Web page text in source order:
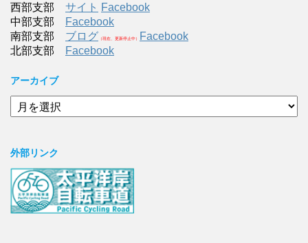
西部支部 サイト Facebook
中部支部
Facebook
南部支部 ブログ （現在、更新停止中）
Facebook
北部支部
Facebook
アーカイブ
ア
ー
ブ
外部リンク